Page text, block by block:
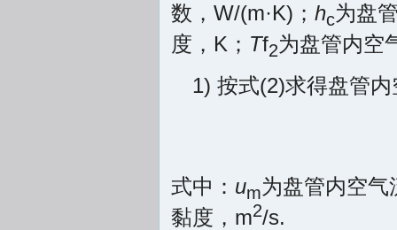
数，W/(m·K)； hc为盘
度，K； Tf2为盘管内空
1) 按式(2)求得盘管
式中： um为盘管内空气
黏度，m2/s.